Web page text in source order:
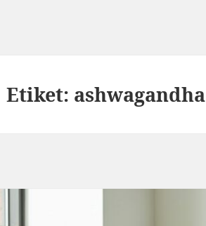
Etiket: ashwagandha